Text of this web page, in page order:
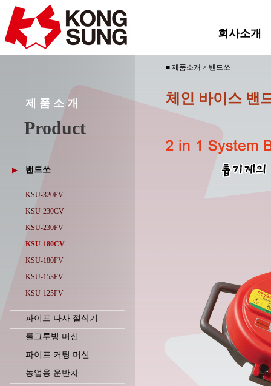
회사소개
제 품 소 개
Product
▶ 밴드쏘
KSU-320FV
KSU-230CV
KSU-230FV
KSU-180CV
KSU-180FV
KSU-153FV
KSU-125FV
파이프 나사 절삭기
롤그루빙 머신
파이프 커팅 머신
농업용 운반차
■ 제품소개 > 밴드쏘
체인 바이스 밴